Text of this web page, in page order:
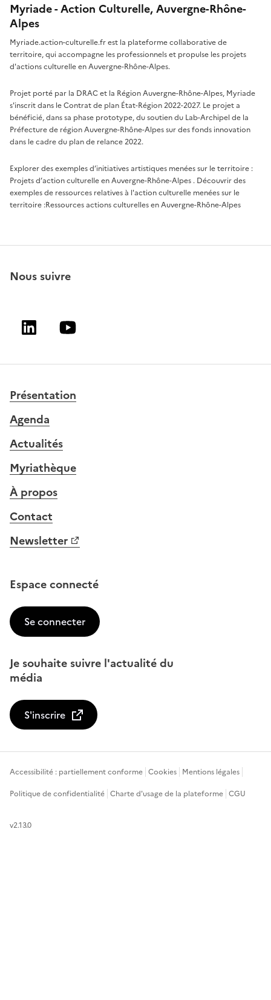
Myriade - Action Culturelle, Auvergne-Rhône-
Alpes
Myriade.action-culturelle.fr est la plateforme collaborative de
territoire, qui accompagne les professionnels et propulse les projets
d'actions culturelle en Auvergne-Rhône-Alpes.
Projet porté par la DRAC et la Région Auvergne-Rhône-Alpes, Myriade
s'inscrit dans le Contrat de plan État-Région 2022-2027. Le projet a
bénéficié, dans sa phase prototype, du soutien du Lab-Archipel de la
Préfecture de région Auvergne-Rhône-Alpes sur des fonds innovation
dans le cadre du plan de relance 2022.
Explorer des exemples d’initiatives artistiques menées sur le territoire :
Projets d’action culturelle en Auvergne-Rhône-Alpes . Découvrir des
exemples de ressources relatives à l'action culturelle menées sur le
territoire :Ressources actions culturelles en Auvergne-Rhône-Alpes
Nous suivre
LinkedinYoutube
Présentation
Agenda
Actualités
Myriathèque
À propos
Contact
Newsletter
Espace connecté
Se connecter
Je souhaite suivre l'actualité du
média
S'inscrire
Accessibilité : partiellement conforme Cookies Mentions légales
Politique de confidentialité Charte d'usage de la plateforme CGU
v2.13.0